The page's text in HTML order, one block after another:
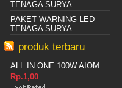
TENAGA SURYA
PAKET WARNING LED
TENAGA SURYA
produk terbaru
ALL IN ONE 100W AIOM
Rp.1,00